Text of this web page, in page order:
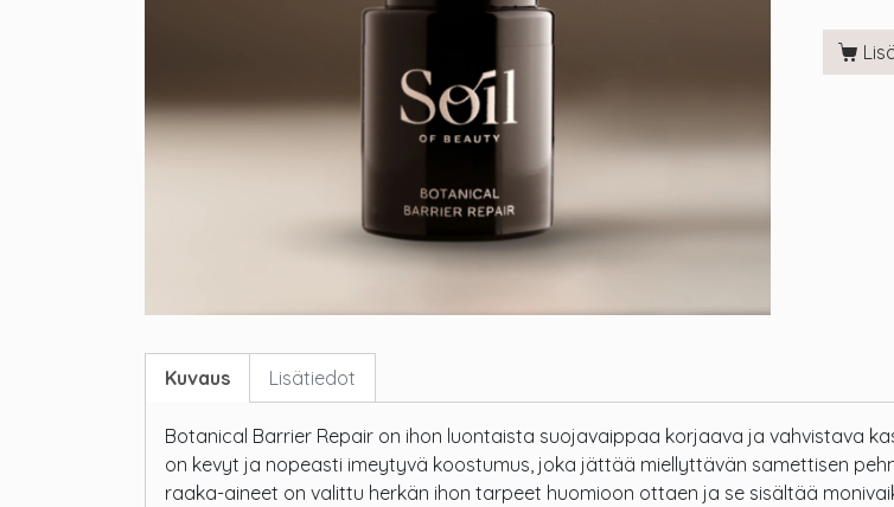
Kuvaus Lisätiedot
Botanical Barrier Repair on ihon luontaista suojavaippaa korjaava ja vahvistava
on kevyt ja nopeasti imeytyvä koostumus, joka jättää miellyttävän samettisen
raaka-aineet on valittu herkän ihon tarpeet huomioon ottaen ja se sisältää